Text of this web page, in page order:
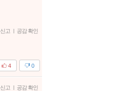
신고 | 공감 확인
0
4
신고 | 공감 확인